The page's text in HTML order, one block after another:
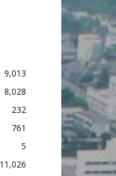
9,013
8,028
232
761
5
11,026